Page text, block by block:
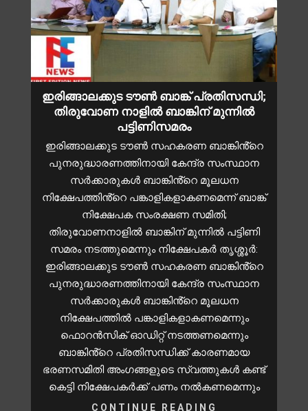
ഇരിങ്ങാലക്കുട ടൗൺ ബാങ്ക് പ്രതിസന്ധി;
തിരുവോണ നാളിൽ ബാങ്കിന് മുന്നിൽ
പട്ടിണിസമരം
ഇരിങ്ങാലക്കുട ടൗൺ സഹകരണ ബാങ്കിൻ്റെ
പുനരുദ്ധാരണത്തിനായി കേന്ദ്ര സംസ്ഥാന
സർക്കാരുകൾ ബാങ്കിൻ്റെ മൂലധന
നിക്ഷേപത്തിൻ്റെ പങ്കാളികളാകണമെന്ന് ബാങ്ക്
നിക്ഷേപക സംരക്ഷണ സമിതി;
തിരുവോണനാളിൽ ബാങ്കിന് മുന്നിൽ പട്ടിണി
സമരം നടത്തുമെന്നും നിക്ഷേപകർ തൃശ്ശൂർ:
ഇരിങ്ങാലക്കുട ടൗൺ സഹകരണ ബാങ്കിൻ്റെ
പുനരുദ്ധാരണത്തിനായി കേന്ദ്ര സംസ്ഥാന
സർക്കാരുകൾ ബാങ്കിൻ്റെ മൂലധന
നിക്ഷേപത്തിൽ പങ്കാളികളാകണമെന്നും
ഫൊറൻസിക് ഓഡിറ്റ് നടത്തണമെന്നും
ബാങ്കിൻ്റെ പ്രതിസന്ധിക്ക് കാരണമായ
ഭരണസമിതി അംഗങ്ങളുടെ സ്വത്തുകൾ കണ്ട്
കെട്ടി നിക്ഷേപകർക്ക് പണം നൽകണമെന്നും
CONTINUE READING